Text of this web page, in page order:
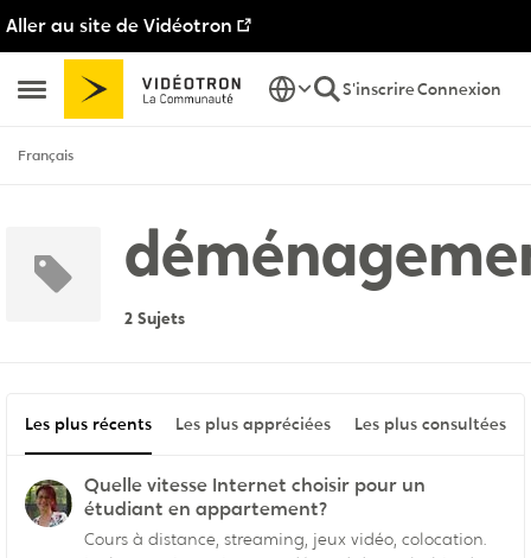
Aller au site de Vidéotron
Ouvrir Menu Latéral
Passer au contenu
S'inscrireConnexion
Français
2 Sujets
Les plus récents Les plus appréciées Les plus consultées
Quelle vitesse Internet choisir pour un
étudiant en appartement?
Cours à distance, streaming, jeux vidéo, colocation.